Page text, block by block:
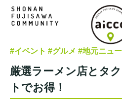
#イベント #グルメ #地元ニュ
厳選ラーメン店とタ
トでお得！